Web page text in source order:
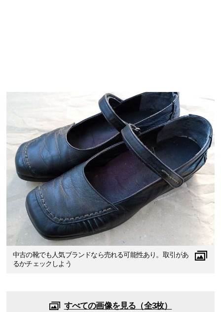
中古の靴でも人気ブランドなら売れる可能性あり。取引があ
るかチェックしよう
すべての画像を見る（全3枚）